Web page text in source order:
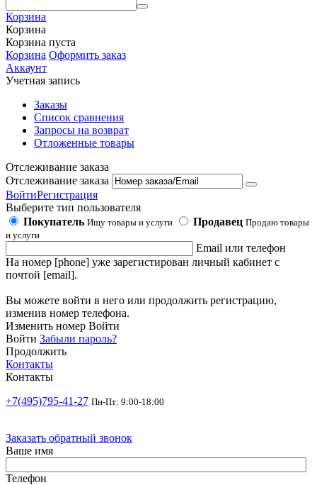
Корзина
Корзина
Корзина пуста
Корзина Оформить заказ
Аккаунт
Учетная запись
Заказы
Список сравнения
Запросы на возврат
Отложенные товары
Отслеживание заказа
Отслеживание заказа
ВойтиРегистрация
Выберите тип пользователя
Покупатель Ищу товары и услуги Продавец Продаю товары
и услуги
Email или телефон
На номер [phone] уже зарегистирован личный кабинет с
почтой [email].
Вы можете войти в него или продолжить регистрацию,
изменив номер телефона.
Изменить номер Войти
Войти Забыли пароль?
Продолжить
Контакты
Контакты
+7(495)795-41-27 Пн-Пт: 9:00-18:00
Заказать обратный звонок
Ваше имя
Телефон